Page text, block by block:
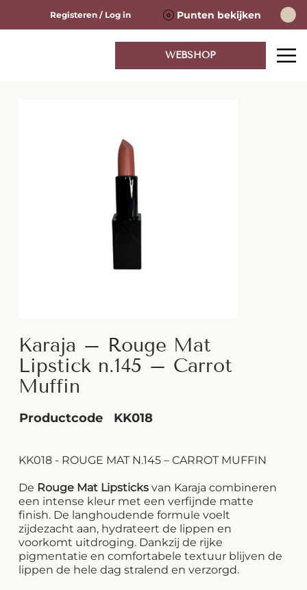
Punten bekijken
Registeren / Log in
WEBSHOP
Karaja – Rouge Mat
Lipstick n.145 – Carrot
Muffin
Productcode KK018
KK018 - ROUGE MAT N.145 – CARROT MUFFIN
De Rouge Mat Lipsticks van Karaja combineren
een intense kleur met een verfijnde matte
finish. De langhoudende formule voelt
zijdezacht aan, hydrateert de lippen en
voorkomt uitdroging. Dankzij de rijke
pigmentatie en comfortabele textuur blijven de
lippen de hele dag stralend en verzorgd.